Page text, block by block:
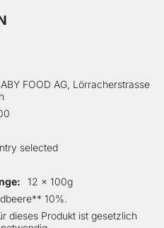
FOOD AG, Lörracherstrasse
selected
12 x 100g
10%.
dieses Produkt ist gesetzlich